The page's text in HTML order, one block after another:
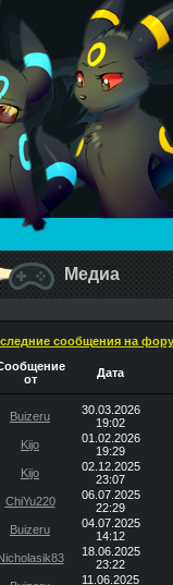
Медиа
сообщения на
от
Дата
Buizeru
30.03.2026
19:02
Kijo
01.02.2026
19:29
Kijo
02.12.2025
23:07
ChiYu220
06.07.2025
22:29
Buizeru
04.07.2025
14:12
18.06.2025
23:22
11.06.2025